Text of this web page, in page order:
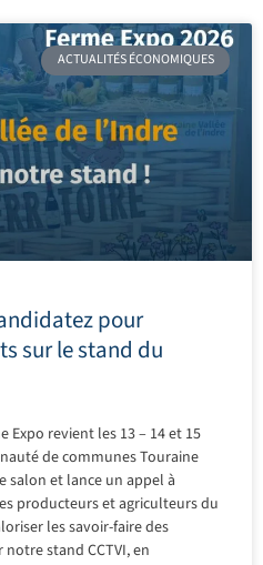
ACTUALITÉS ÉCONOMIQUES
pour
sur le stand du
Expo revient les 13 – 14 et 15
de communes Touraine
salon et lance un appel à
producteurs et agriculteurs du
les savoir-faire des
stand CCTVI, en